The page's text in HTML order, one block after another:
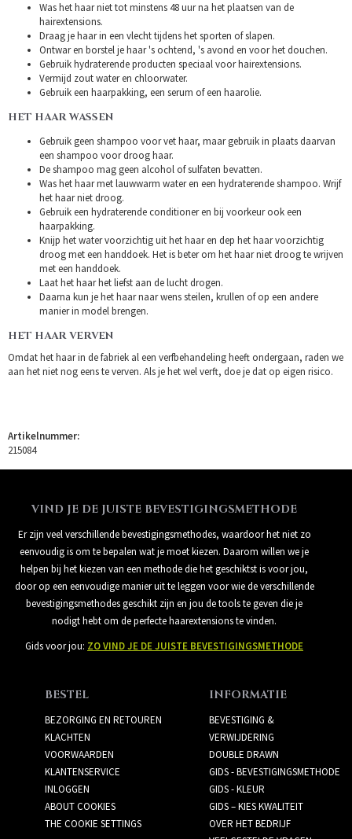
Was het haar niet tot minstens 48 uur na het plaatsen van de
hairextensions.
Draag je haar in een vlecht tijdens het sporten of slapen.
Ontwar en borstel je haar 's ochtend, 's avond en voor het douchen.
Gebruik hydraterende producten speciaal voor hairextensions.
Vermijd zout water en chloorwater.
Gebruik een haarpakking, een serum of een haarolie.
HET HAAR WASSEN
Gebruik geen shampoo voor vet haar, maar gebruik in plaats daarvan
een shampoo voor droog haar.
De shampoo mag geen alcohol of sulfaten bevatten.
Was het haar met lauwwarm water en een hydraterende shampoo. Wrijf
het haar niet droog.
Gebruik een hydraterende conditioner en bij voorkeur ook een
haarpakking.
Knijp het water voorzichtig uit het haar en dep het haar voorzichtig
droog met een handdoek. Het is beter om het haar niet droog te wrijven
met een handdoek.
Laat het haar het liefst aan de lucht drogen.
Daarna kun je het haar naar wens steilen, krullen of op een andere
manier in model brengen.
HET HAAR VERVEN
Omdat het haar in de fabriek al een verfbehandeling heeft ondergaan, raden we
aan het niet nog eens te verven. Als je het wel verft, doe je dat op eigen risico.
Artikelnummer:
215084
VIND JE DE JUISTE BEVESTIGINGSMETHODE
Er zijn veel verschillende bevestigingsmethodes, waardoor het niet zo
eenvoudig is om te bepalen wat je moet kiezen. Daarom willen we je
helpen bij het kiezen van een methode die het geschiktst is voor jou,
door op een eenvoudige manier uit te leggen voor wie de verschillende
bevestigingsmethodes geschikt zijn en jou de tools te geven die je
nodigt hebt om de perfecte haarextensions te vinden.
Gids voor jou: ZO VIND JE DE JUISTE BEVESTIGINGSMETHODE
BESTEL
BEZORGING EN RETOUREN
KLACHTEN
VOORWAARDEN
KLANTENSERVICE
INLOGGEN
ABOUT COOKIES
THE COOKIE SETTINGS
INFORMATIE
BEVESTIGING &
VERWIJDERING
DOUBLE DRAWN
GIDS - BEVESTIGINGSMETHODE
GIDS - KLEUR
GIDS – KIES KWALITEIT
OVER HET BEDRIJF